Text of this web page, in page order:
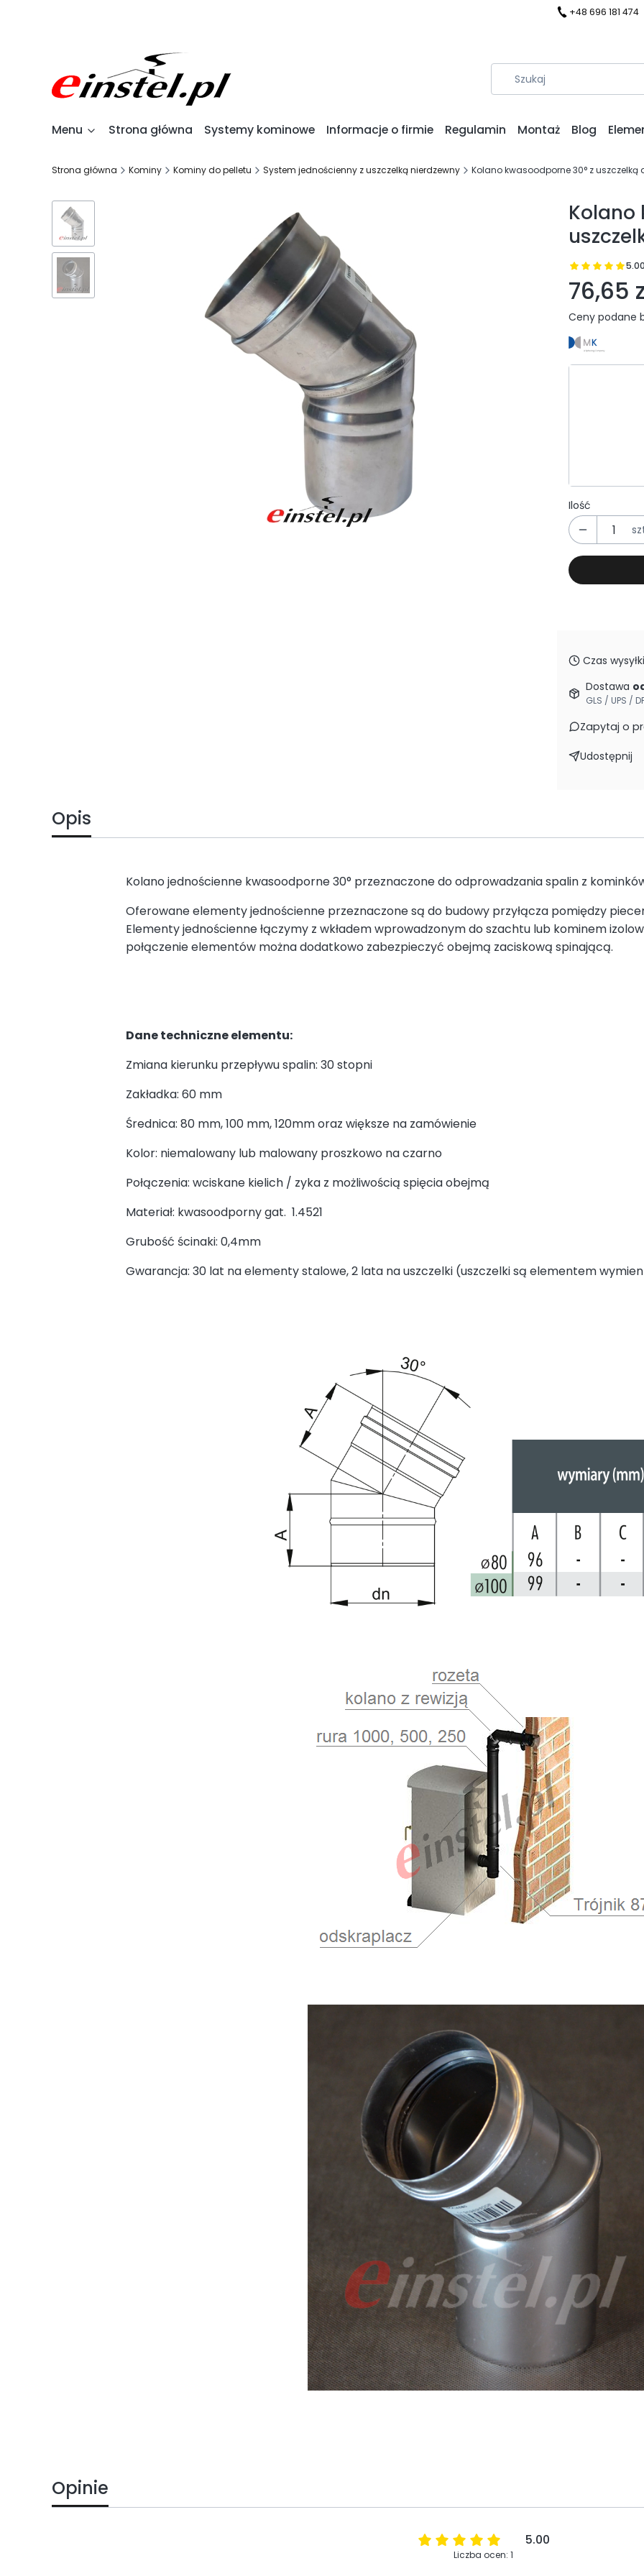
+48 696 181 474
Menu Strona główna Systemy kominowe Informacje o firmie Regulamin Montaż Blog
Strona główna Kominy Kominy do pelletu System jednościenny z uszczelką nierdzewny Kolano kwasoodporne 30° z uszczelką
Kolano
5.00
76,65
Ceny podane
Ilość
Czas
Dostawa
GLS / UPS /
Zapytaj o
Udostępnij
Opis
Kolano jednościenne kwasoodporne 30° przeznaczone do odprowadzania spalin z
Oferowane elementy jednościenne przeznaczone są do budowy przyłącza pomiędzy
Elementy jednościenne łączymy z wkładem wprowadzonym do szachtu lub kominem
połączenie elementów można dodatkowo zabezpieczyć obejmą zaciskową spinającą.
Dane techniczne elementu:
Zmiana kierunku przepływu spalin: 30 stopni
Zakładka: 60 mm
Średnica: 80 mm, 100 mm, 120mm oraz większe na zamówienie
Kolor: niemalowany lub malowany proszkowo na czarno
Połączenia: wciskane kielich / zyka z możliwością spięcia obejmą
Materiał: kwasoodporny gat. 1.4521
Grubość ścinaki: 0,4mm
Gwarancja: 30 lat na elementy stalowe, 2 lata na uszczelki (uszczelki są elementem
Opinie
5.00
Liczba ocen: 1